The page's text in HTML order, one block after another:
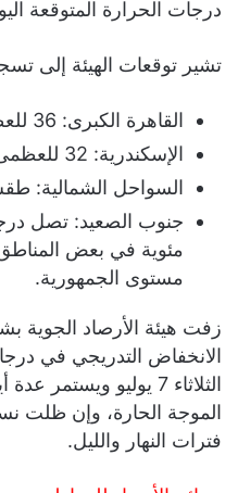
درجات الحرارة المتوقعة
تشير توقعات الهيئة إلى
القاهرة الكبرى: 36 للعظمى – 25 للصغرى.
الإسكندرية: 32 للعظمى.
السواحل الشمالية:
مئوية في بعض
مستوى الجمهورية.
زفت هيئة الأرصاد الجوية
الانخفاض التدريجي في
الثلاثاء 7 يوليو
الموجة الحارة، وإن ظلت
فترات النهار والليل.